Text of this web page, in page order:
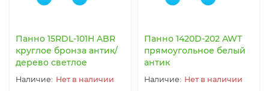
Панно 15RDL-101H ABR
круглое бронза антик/
дерево светлое
Нет в наличии
Панно 1420D-202 AWT
прямоугольное белый
антик
Нет в наличии